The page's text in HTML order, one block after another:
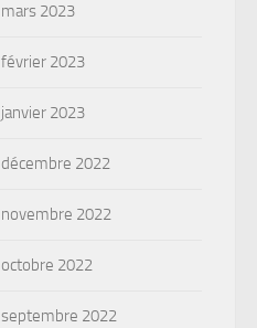
mars 2023
février 2023
janvier 2023
décembre 2022
novembre 2022
octobre 2022
septembre 2022